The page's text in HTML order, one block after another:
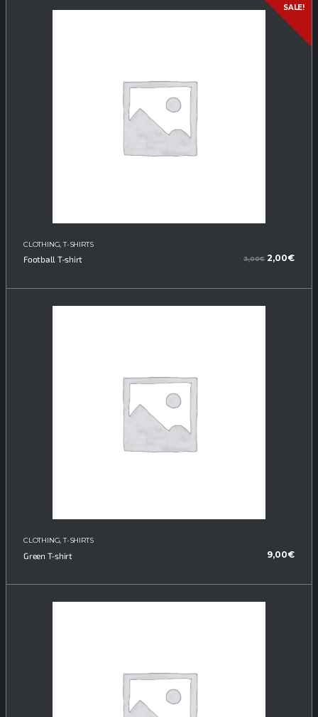
SALE!
CLOTHING ,T-SHIRTS
Football T-shirt 3,00€ El
era:
2,00€El
es:
CLOTHING,T-SHIRTS
Green T-shirt 9,00€